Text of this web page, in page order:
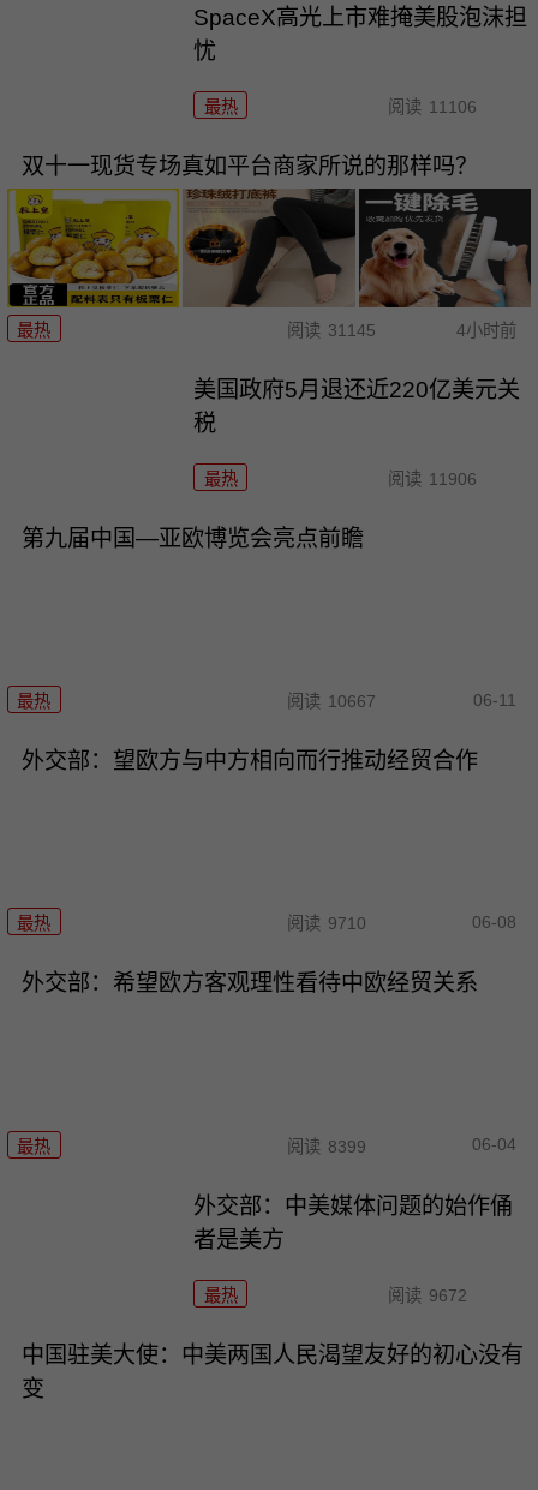
SpaceX高光上市难掩美股泡沫担
忧
最热 阅读 11106
双十一现货专场真如平台商家所说的那样吗？
最热 阅读 31145 4小时前
美国政府5月退还近220亿美元关
税
最热 阅读 11906
第九届中国—亚欧博览会亮点前瞻
最热 阅读 10667 06-11
外交部：望欧方与中方相向而行推动经贸合作
最热 阅读 9710 06-08
外交部：希望欧方客观理性看待中欧经贸关系
最热 阅读 8399 06-04
外交部：中美媒体问题的始作俑
者是美方
最热 阅读 9672
中国驻美大使：中美两国人民渴望友好的初心没有
变